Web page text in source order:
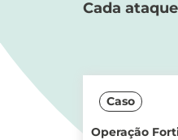
Cada
Caso
Operação